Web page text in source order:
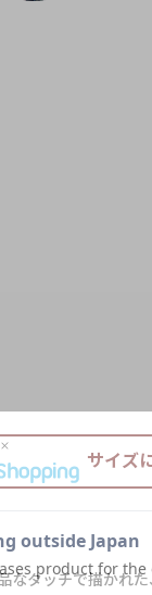
サイズ
なタッチで描かれ